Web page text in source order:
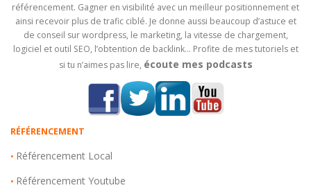
référencement. Gagner en visibilité avec un meilleur positionnement et
ainsi recevoir plus de trafic ciblé. Je donne aussi beaucoup d’astuce et
de conseil sur wordpress, le marketing, la vitesse de chargement,
logiciel et outil SEO, l’obtention de backlink… Profite de mes tutoriels et
si tu n’aimes pas lire, écoute mes podcasts
RÉFÉRENCEMENT
• Référencement Local
• Référencement Youtube